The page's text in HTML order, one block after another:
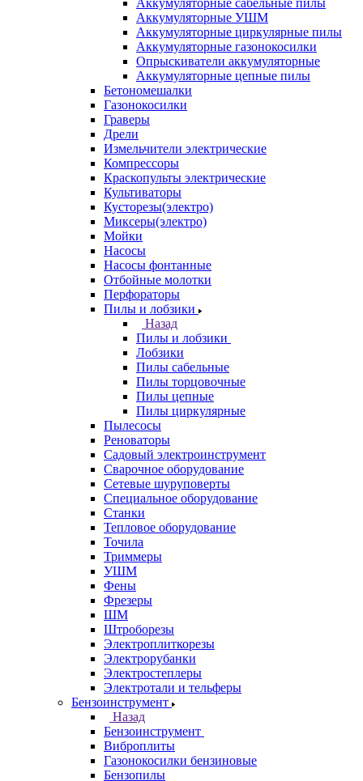
Аккумуляторные сабельные пилы
Аккумуляторные УШМ
Аккумуляторные циркулярные пилы
Аккумуляторные газонокосилки
Опрыскиватели аккумуляторные
Аккумуляторные цепные пилы
Бетономешалки
Газонокосилки
Граверы
Дрели
Измельчители электрические
Компрессоры
Краскопульты электрические
Культиваторы
Кусторезы(электро)
Миксеры(электро)
Мойки
Насосы
Насосы фонтанные
Отбойные молотки
Перфораторы
Пилы и лобзики
Назад
Пилы и лобзики
Лобзики
Пилы сабельные
Пилы торцовочные
Пилы цепные
Пилы циркулярные
Пылесосы
Реноваторы
Садовый электроинструмент
Сварочное оборудование
Сетевые шуруповерты
Специальное оборудование
Станки
Тепловое оборудование
Точила
Триммеры
УШМ
Фены
Фрезеры
ШМ
Штроборезы
Электроплиткорезы
Электрорубанки
Электростеплеры
Электротали и тельферы
Бензоинструмент
Назад
Бензоинструмент
Виброплиты
Газонокосилки бензиновые
Бензопилы